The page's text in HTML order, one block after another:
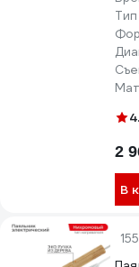
2
В